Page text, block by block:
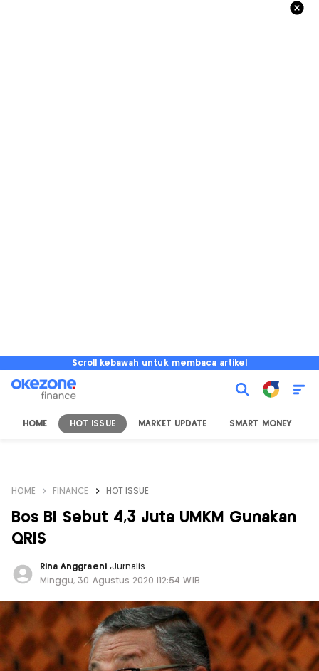
Scroll kebawah untuk membaca artikel
HOME HOT ISSUE MARKET UPDATE SMART MONEY
HOME FINANCE HOT ISSUE
Bos BI Sebut 4,3 Juta UMKM Gunakan
QRIS
Rina Anggraeni ,Jurnalis
Minggu, 30 Agustus 2020 |12:54 WIB